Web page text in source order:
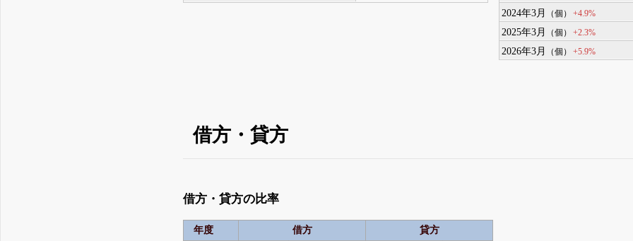
2024年3月
（個） +4.9%
2025年3月
（個） +2.3%
2026年3月
（個） +5.9%
借方・貸方
借方・貸方の比率
年度 借方 貸方